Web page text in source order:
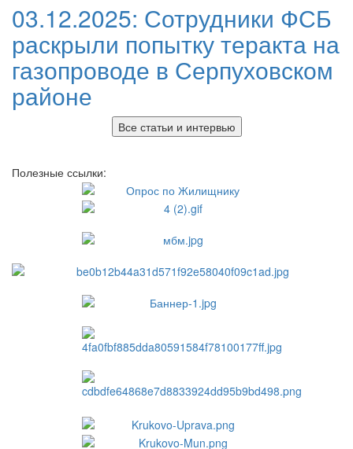
03.12.2025: Сотрудники ФСБ
раскрыли попытку теракта на
газопроводе в Серпуховском
районе
Все статьи и интервью
Полезные ссылки: